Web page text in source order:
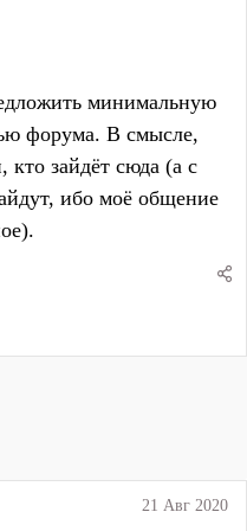
минимальную
форума. В смысле,
кто зайдёт сюда (а с
ибо моё общение
21 Авг 2020